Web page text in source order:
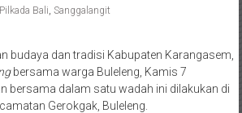
Pilkada Bali Sanggalangit
budaya dan tradisi Kabupaten Karangasem,
bersama warga Buleleng, Kamis 7
bersama dalam satu wadah ini dilakukan di
Gerokgak, Buleleng.